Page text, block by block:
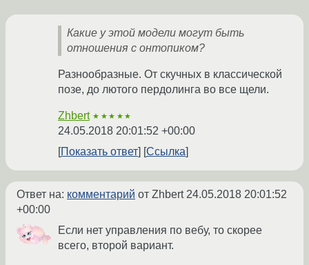
Какие у этой модели могут быть
отношения с онтопиком?
Разнообразные. От скучных в классической
позе, до лютого пердолинга во все щели.
Zhbert ★★★★★
24.05.2018 20:01:52 +00:00
Показать ответ
Ссылка
Ответ на: комментарий от Zhbert 24.05.2018 20:01:52
+00:00
Если нет управления по вебу, то скорее
всего, второй вариант.